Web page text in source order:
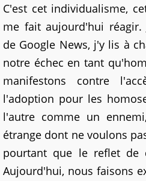
C'est cet individualisme,
me fait aujourd'hui réagir.
de Google News, j'y lis à
notre échec en tant
manifestons contre
l'adoption pour les
l'autre comme un
étrange dont ne voulons
pourtant que le reflet de
Aujourd'hui, nous faisons